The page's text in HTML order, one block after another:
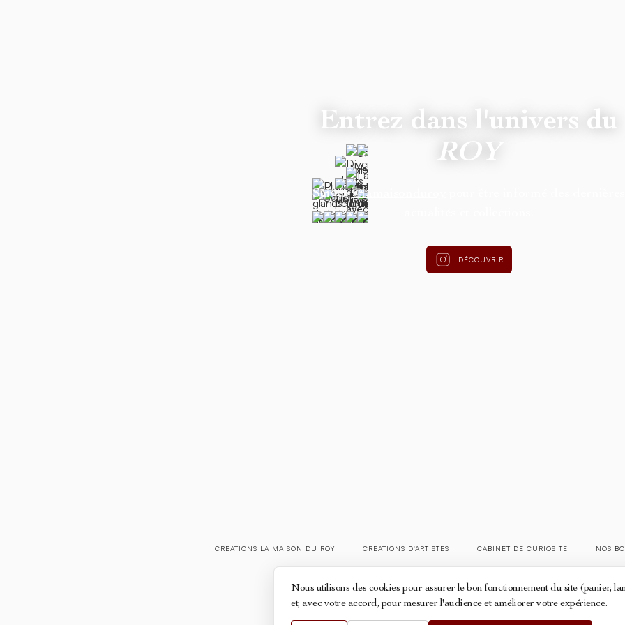
Entrez dans l'univers du
ROY
Suivez@lamaisonduroy
DÉCOUVRIR
CRÉATIONS LA MAISON DU ROY CRÉATIONS D'ARTISTES CABINET DE CURIOSITÉ NOS
© 2026 La Maison du Roy - Touts droits réservés
Nous utilisons des cookies pour assurer le bon fonctionnement du site (panier,
et, avec votre accord, pour mesurer l'audience et améliorer votre expérience.